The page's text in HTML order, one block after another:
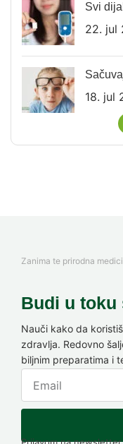
Svi
22. jul
18. jul
Zanima te prirodna
Budi u toku
Nauči kako da
zdravlja. Redovno
biljnim preparatima i